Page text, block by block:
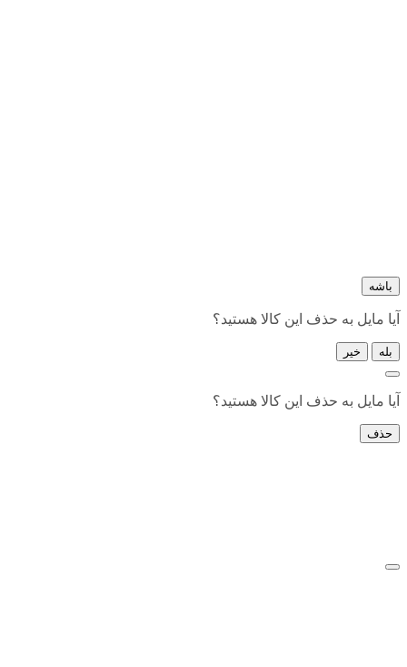
باشه
آیا مایل به حذف این کالا هستید؟
بله خیر
آیا مایل به حذف این کالا هستید؟
حذف